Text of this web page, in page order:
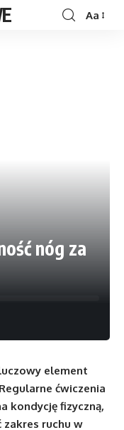
Aa
nóg za
element
ćwiczenia
kondycję fizyczną,
zakres ruchu w